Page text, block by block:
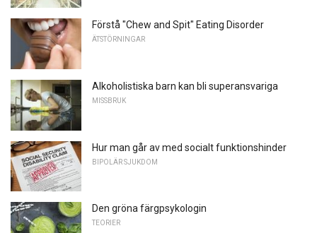
Förstå "Chew and Spit" Eating Disorder
ÄTSTÖRNINGAR
Alkoholistiska barn kan bli superansvariga
MISSBRUK
Hur man går av med socialt funktionshinder
BIPOLÄR SJUKDOM
Den gröna färgpsykologin
TEORIER